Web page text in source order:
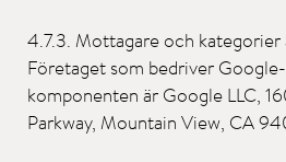
4.7.3. Mottagare och
Företaget som bedriver
komponenten är Google LLC,
Parkway, Mountain View, CA